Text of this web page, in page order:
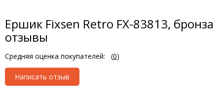
Ершик Fixsen Retro FX-83813, бронза
отзывы
Средняя оценка покупателей: (0)
Написать отзыв